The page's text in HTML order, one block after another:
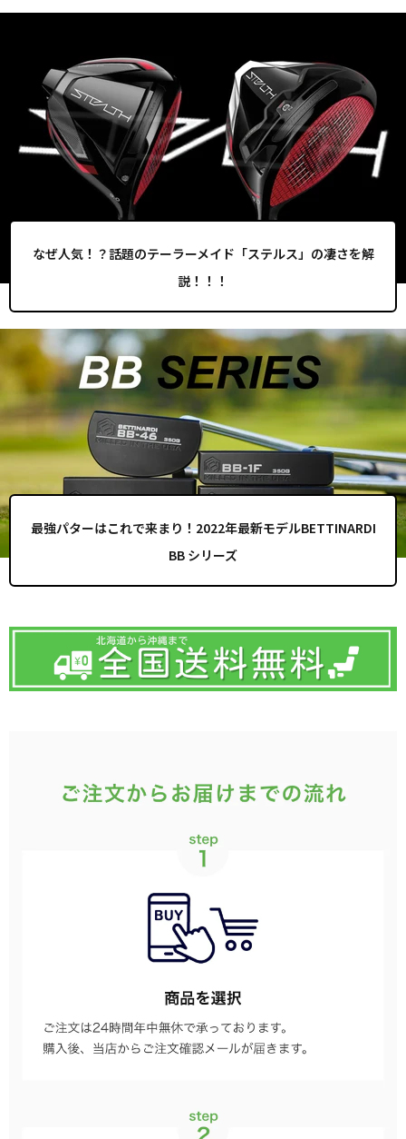
なぜ人気！？話題のテーラーメイド「ステルス」の凄さを解
説！！！
最強パターはこれで来まり！2022年最新モデルBETTINARDI
BB シリーズ